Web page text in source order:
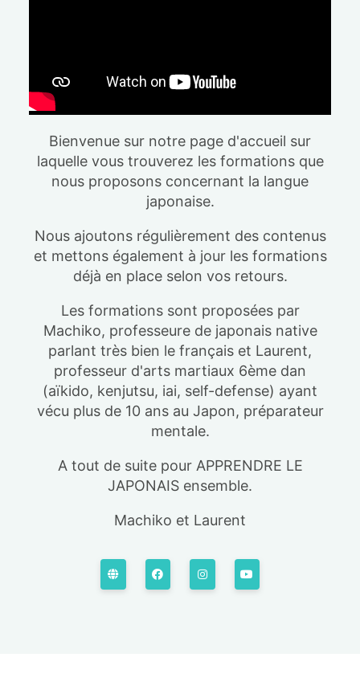
Bienvenue sur notre page d'accueil sur
laquelle vous trouverez les formations que
nous proposons concernant la langue
japonaise.
Nous ajoutons régulièrement des contenus
et mettons également à jour les formations
déjà en place selon vos retours.
Les formations sont proposées par
Machiko, professeure de japonais native
parlant très bien le français et Laurent,
professeur d'arts martiaux 6ème dan
(aïkido, kenjutsu, iai, self-defense) ayant
vécu plus de 10 ans au Japon, préparateur
mentale.
A tout de suite pour APPRENDRE LE
JAPONAIS ensemble.
Machiko et Laurent